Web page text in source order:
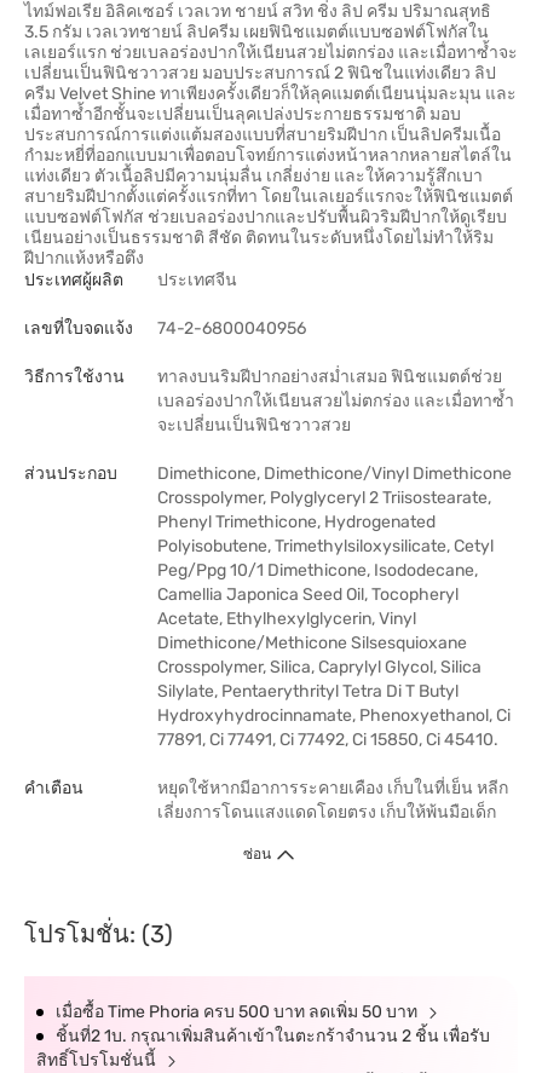
ไทม์ฟอเรีย อิลิคเซอร์ เวลเวท ชายน์ สวิท ชิ่ง ลิป ครีม ปริมาณสุทธิ
3.5 กรัม เวลเวทชายน์ ลิปครีม เผยฟินิชแมตต์แบบซอฟต์โฟกัสใน
เลเยอร์แรก ช่วยเบลอร่องปากให้เนียนสวยไม่ตกร่อง และเมื่อทาซ้ำจะ
เปลี่ยนเป็นฟินิชวาวสวย มอบประสบการณ์ 2 ฟินิชในแท่งเดียว ลิป
ครีม Velvet Shine ทาเพียงครั้งเดียวก็ให้ลุคแมตต์เนียนนุ่มละมุน และ
เมื่อทาซ้ำอีกชั้นจะเปลี่ยนเป็นลุคเปล่งประกายธรรมชาติ มอบ
ประสบการณ์การแต่งแต้มสองแบบที่สบายริมฝีปาก เป็นลิปครีมเนื้อ
กำมะหยี่ที่ออกแบบมาเพื่อตอบโจทย์การแต่งหน้าหลากหลายสไตล์ใน
แท่งเดียว ตัวเนื้อลิปมีความนุ่มลื่น เกลี่ยง่าย และให้ความรู้สึกเบา
สบายริมฝีปากตั้งแต่ครั้งแรกที่ทา โดยในเลเยอร์แรกจะให้ฟินิชแมตต์
แบบซอฟต์โฟกัส ช่วยเบลอร่องปากและปรับพื้นผิวริมฝีปากให้ดูเรียบ
เนียนอย่างเป็นธรรมชาติ สีชัด ติดทนในระดับหนึ่งโดยไม่ทำให้ริม
ฝีปากแห้งหรือตึง
ประเทศผู้ผลิต
ประเทศจีน
เลขที่ใบจดแจ้ง 74-2-6800040956
วิธีการใช้งาน
ทาลงบนริมฝีปากอย่างสม่ำเสมอ ฟินิชแมตต์ช่วย
เบลอร่องปากให้เนียนสวยไม่ตกร่อง และเมื่อทาซ้ำ
จะเปลี่ยนเป็นฟินิชวาวสวย
ส่วนประกอบ
Dimethicone, Dimethicone/Vinyl Dimethicone
Crosspolymer, Polyglyceryl 2 Triisostearate,
Phenyl Trimethicone, Hydrogenated
Polyisobutene, Trimethylsiloxysilicate, Cetyl
Peg/Ppg 10/1 Dimethicone, Isododecane,
Camellia Japonica Seed Oil, Tocopheryl
Acetate, Ethylhexylglycerin, Vinyl
Dimethicone/Methicone Silsesquioxane
Crosspolymer, Silica, Caprylyl Glycol, Silica
Silylate, Pentaerythrityl Tetra Di T Butyl
Hydroxyhydrocinnamate, Phenoxyethanol, Ci
77891, Ci 77491, Ci 77492, Ci 15850, Ci 45410.
คำเตือน
หยุดใช้หากมีอาการระคายเคือง เก็บในที่เย็น หลีก
เลี่ยงการโดนแสงแดดโดยตรง เก็บให้พ้นมือเด็ก
ซ่อน
โปรโมชั่น: (3)
เมื่อซื้อ Time Phoria ครบ 500 บาท ลดเพิ่ม 50 บาท
ชิ้นที่2 1บ. กรุณาเพิ่มสินค้าเข้าในตะกร้าจำนวน 2 ชิ้น เพื่อรับ
สิทธิ์โปรโมชั่นนี้